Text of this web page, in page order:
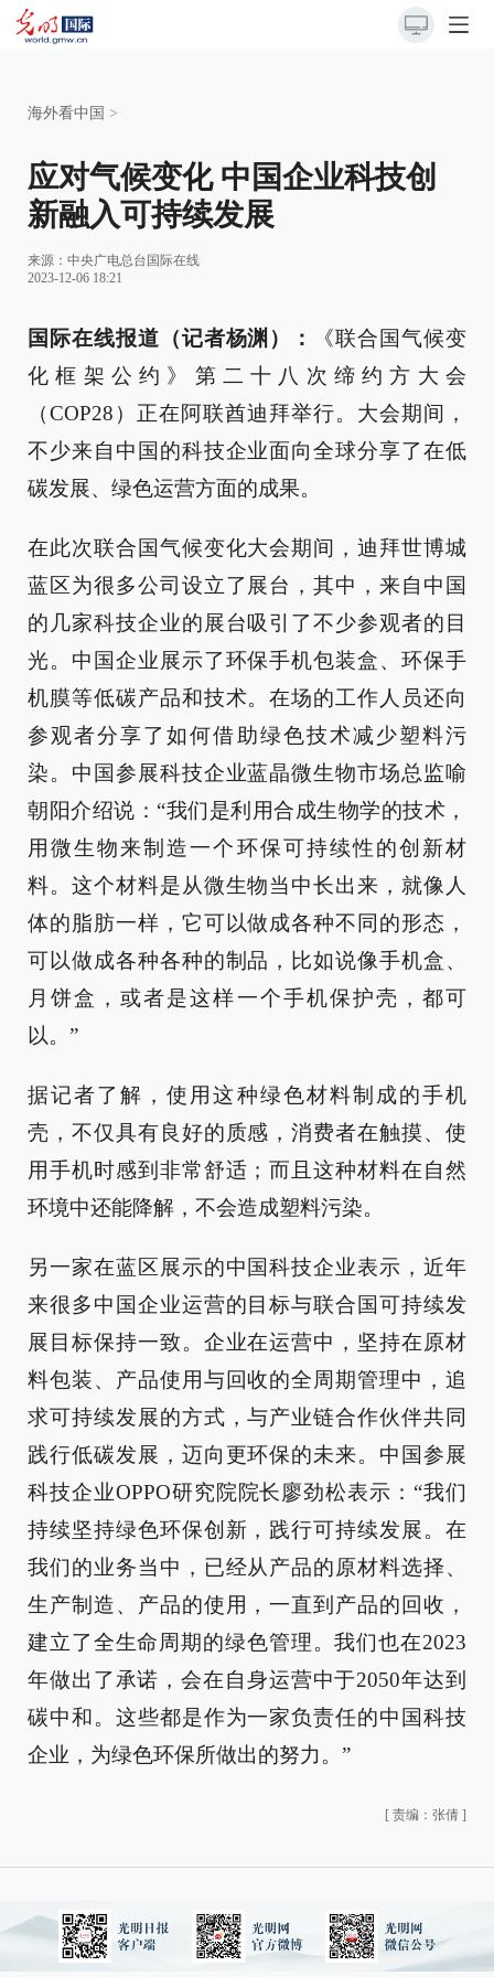
海外看中国 >
应对气候变化 中国企业科技创
新融入可持续发展
来源： 中央广电总台国际在线
2023-12-06 18:21
国际在线报道（记者杨渊）：
《联合国气候变
化框架公约》第二十八次缔约方大会
（COP28）正在阿联酋迪拜举行。大会期间，
不少来自中国的科技企业面向全球分享了在低
碳发展、绿色运营方面的成果。
在此次联合国气候变化大会期间，迪拜世博城
蓝区为很多公司设立了展台，其中，来自中国
的几家科技企业的展台吸引了不少参观者的目
光。中国企业展示了环保手机包装盒、环保手
机膜等低碳产品和技术。在场的工作人员还向
参观者分享了如何借助绿色技术减少塑料污
染。中国参展科技企业蓝晶微生物市场总监喻
朝阳介绍说：“我们是利用合成生物学的技术，
用微生物来制造一个环保可持续性的创新材
料。这个材料是从微生物当中长出来，就像人
体的脂肪一样，它可以做成各种不同的形态，
可以做成各种各种的制品，比如说像手机盒、
月饼盒，或者是这样一个手机保护壳，都可
以。”
据记者了解，使用这种绿色材料制成的手机
壳，不仅具有良好的质感，消费者在触摸、使
用手机时感到非常舒适；而且这种材料在自然
环境中还能降解，不会造成塑料污染。
另一家在蓝区展示的中国科技企业表示，近年
来很多中国企业运营的目标与联合国可持续发
展目标保持一致。企业在运营中，坚持在原材
料包装、产品使用与回收的全周期管理中，追
求可持续发展的方式，与产业链合作伙伴共同
践行低碳发展，迈向更环保的未来。中国参展
科技企业OPPO研究院院长廖劲松表示：“我们
持续坚持绿色环保创新，践行可持续发展。在
我们的业务当中，已经从产品的原材料选择、
生产制造、产品的使用，一直到产品的回收，
建立了全生命周期的绿色管理。我们也在2023
年做出了承诺，会在自身运营中于2050年达到
碳中和。这些都是作为一家负责任的中国科技
企业，为绿色环保所做出的努力。”
[ 责编：张倩 ]